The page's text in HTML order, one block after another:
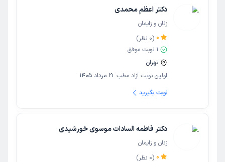
دکتر اعظم محمدی
زنان و زایمان
0
(
0 نظر)
1 نوبت موفق
تهران
اولین نوبت آزاد مطب: 19 مرداد 1405
نوبت بگیرید
دکتر فاطمه السادات موسوی خورشیدی
زنان و زایمان
0
(
0 نظر)